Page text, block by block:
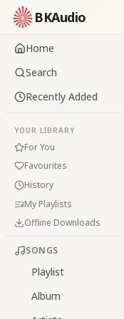
BKAudio
Home
Search
Recently Added
YOUR LIBRARY
For You
Favourites
History
My Playlists
Offline Downloads
SONGS
Playlist
Album